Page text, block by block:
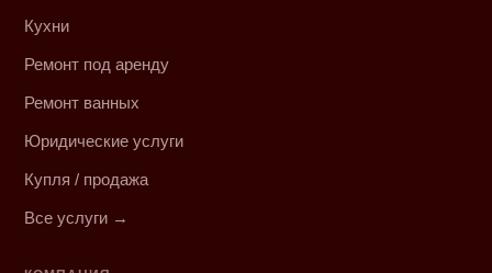
Кухни
Ремонт под аренду
Ремонт ванных
Юридические услуги
Купля / продажа
Все услуги →